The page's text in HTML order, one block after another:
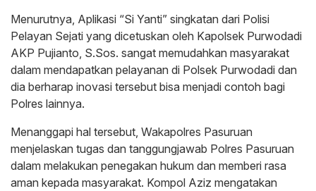
Menurutnya, Aplikasi “Si Yanti” singkatan dari Polisi
Pelayan Sejati yang dicetuskan oleh Kapolsek Purwodadi
AKP Pujianto, S.Sos. sangat memudahkan masyarakat
dalam mendapatkan pelayanan di Polsek Purwodadi dan
dia berharap inovasi tersebut bisa menjadi contoh bagi
Polres lainnya.
Menanggapi hal tersebut, Wakapolres Pasuruan
menjelaskan tugas dan tanggungjawab Polres Pasuruan
dalam melakukan penegakan hukum dan memberi rasa
aman kepada masyarakat. Kompol Aziz mengatakan